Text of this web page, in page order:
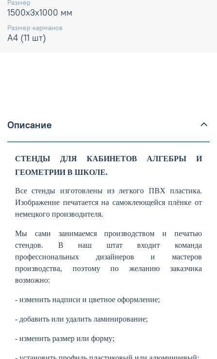
Размер
1500х3х1000 мм
Размер карманов
А4 (11 шт)
Описание
СТЕНДЫ ДЛЯ КАБИНЕТОВ АЛГЕБРЫ И
ГЕОМЕТРИИ В ШКОЛЕ.
Все стенды изготовлены из легкого ПВХ пластика.
Изображение печатается на самоклеющейся плёнке от
немецкого производителя.
Мы сами занимаемся производством и печатью
стендов. В наш штат входит команда
профессиональных дизайнеров и мастеров
производства, поэтому по желанию заказчика
возможно:
- изменить надписи и цветное оформление;
- добавить или удалить ламинирование;
- изменить размер или форму;